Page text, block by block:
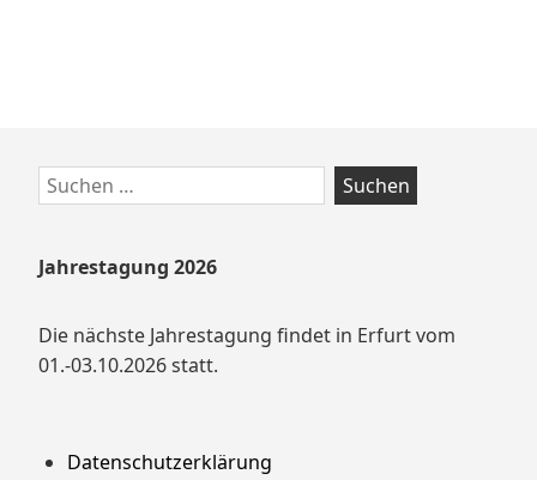
Zum
Footer
Suchen
nach:
Jahrestagung 2026
Die nächste Jahrestagung findet in Erfurt vom
01.-03.10.2026 statt.
Datenschutzerklärung